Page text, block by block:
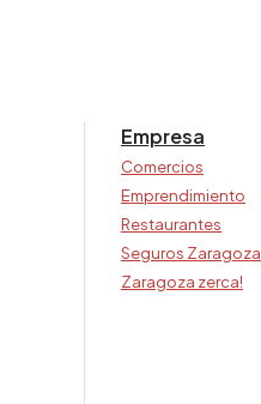
Empresa
Comercios
Emprendimiento
Restaurantes
Seguros Zaragoza
Zaragoza zerca!